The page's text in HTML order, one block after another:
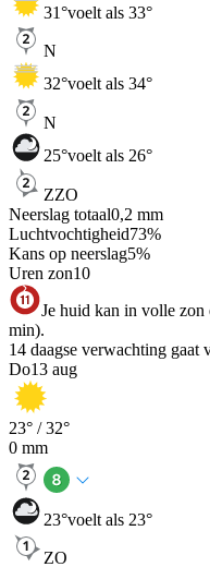
31°voelt als 33°
N
32°voelt als 34°
N
25°voelt als 26°
ZZO
Neerslag totaal0,2 mm
Luchtvochtigheid73%
Kans op neerslag5%
Uren zon10
Je huid kan in volle zon
min).
14 daagse verwachting gaat
Do13 aug
23° /32°
0 mm
23°voelt als 23°
ZO